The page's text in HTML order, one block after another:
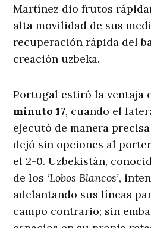
Martínez dio frutos
alta movilidad de sus
recuperación rápida del
creación uzbeka.
Portugal estiró la ventaja
minuto 17, cuando el
ejecutó de manera
dejó sin opciones al
el 2-0. Uzbekistán,
de los ‘Lobos Blancos’,
adelantando sus líneas
campo contrario; sin